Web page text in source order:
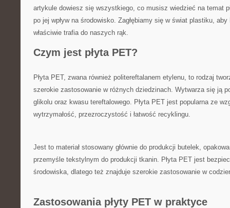
artykule dowiesz się‍ wszystkiego,​ co musisz wiedzieć na temat
⁢po ‍jej wpływ na środowisko. Zagłębiamy się w ⁢świat⁣ plastiku,
właściwie​ trafia do naszych rąk.
Czym jest płyta PET?
Płyta PET, ‌zwana⁣ również politereftalanem etylenu, to⁤ rodzaj‍
szerokie zastosowanie w różnych ⁤dziedzinach. ‍Wytwarza się ją
glikolu oraz kwasu tereftalowego. Płyta PET jest popularna ze
wytrzymałość, przezroczystość‍ i⁤ łatwość recyklingu.
Jest to materiał stosowany ‍głównie ​do produkcji butelek,⁢
przemyśle ⁣tekstylnym do produkcji tkanin.‍ Płyta PET jest
środowiska, dlatego też znajduje szerokie zastosowanie w
Zastosowania płyty PET w praktyce